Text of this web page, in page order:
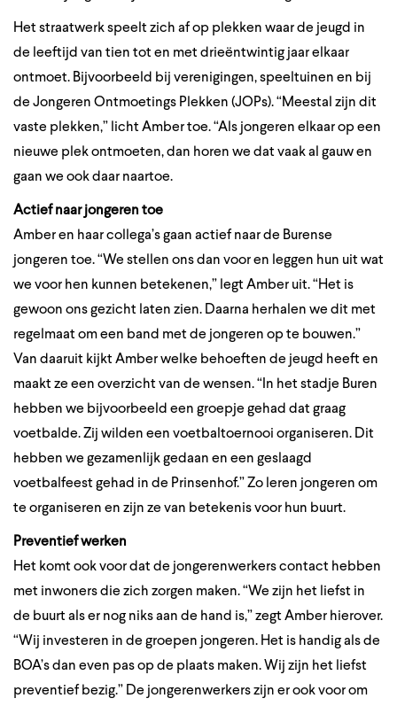
Het straatwerk speelt zich af op plekken waar de jeugd in
de leeftijd van tien tot en met drieëntwintig jaar elkaar
ontmoet. Bijvoorbeeld bij verenigingen, speeltuinen en bij
de Jongeren Ontmoetings Plekken (JOPs). “Meestal zijn dit
vaste plekken,” licht Amber toe. “Als jongeren elkaar op een
nieuwe plek ontmoeten, dan horen we dat vaak al gauw en
gaan we ook daar naartoe.
Actief naar jongeren toe
Amber en haar collega’s gaan actief naar de Burense
jongeren toe. “We stellen ons dan voor en leggen hun uit wat
we voor hen kunnen betekenen,” legt Amber uit. “Het is
gewoon ons gezicht laten zien. Daarna herhalen we dit met
regelmaat om een band met de jongeren op te bouwen.”
Van daaruit kijkt Amber welke behoeften de jeugd heeft en
maakt ze een overzicht van de wensen. “In het stadje Buren
hebben we bijvoorbeeld een groepje gehad dat graag
voetbalde. Zij wilden een voetbaltoernooi organiseren. Dit
hebben we gezamenlijk gedaan en een geslaagd
voetbalfeest gehad in de Prinsenhof.” Zo leren jongeren om
te organiseren en zijn ze van betekenis voor hun buurt.
Preventief werken
Het komt ook voor dat de jongerenwerkers contact hebben
met inwoners die zich zorgen maken. “We zijn het liefst in
de buurt als er nog niks aan de hand is,” zegt Amber hierover.
“Wij investeren in de groepen jongeren. Het is handig als de
BOA’s dan even pas op de plaats maken. Wij zijn het liefst
preventief bezig.” De jongerenwerkers zijn er ook voor om